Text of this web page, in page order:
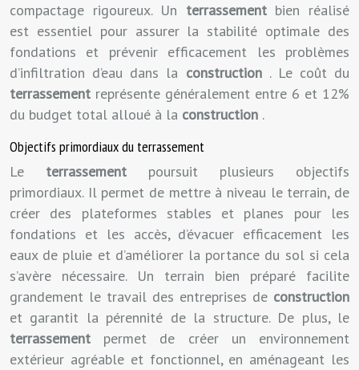
compactage rigoureux. Un terrassement bien réalisé
est essentiel pour assurer la stabilité optimale des
fondations et prévenir efficacement les problèmes
d’infiltration d’eau dans la construction . Le coût du
terrassement représente généralement entre 6 et 12%
du budget total alloué à la construction .
Objectifs primordiaux du terrassement
Le terrassement poursuit plusieurs objectifs
primordiaux. Il permet de mettre à niveau le terrain, de
créer des plateformes stables et planes pour les
fondations et les accès, d’évacuer efficacement les
eaux de pluie et d’améliorer la portance du sol si cela
s’avère nécessaire. Un terrain bien préparé facilite
grandement le travail des entreprises de construction
et garantit la pérennité de la structure. De plus, le
terrassement permet de créer un environnement
extérieur agréable et fonctionnel, en aménageant les